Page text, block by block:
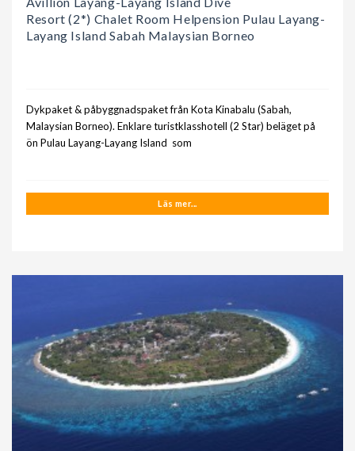
Resort (2*) Chalet Room Helpension Pulau Layang-
Layang Island Sabah Malaysian Borneo
Dykpaket & påbyggnadspaket från Kota Kinabalu (Sabah,
Malaysian Borneo). Enklare turistklasshotell (2 Star) beläget på
ön Pulau Layang-Layang Island som
Läs mer...